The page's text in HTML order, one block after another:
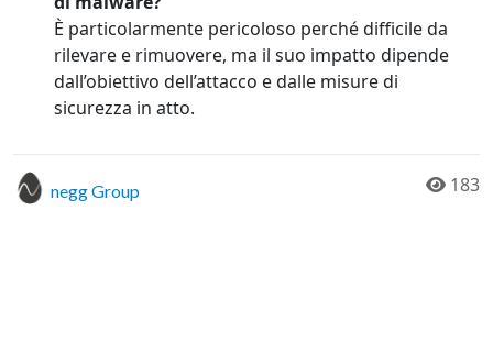
È particolarmente pericoloso perché difficile da
rilevare e rimuovere, ma il suo impatto dipende
dall’obiettivo dell’attacco e dalle misure di
sicurezza in atto.
negg Group 183